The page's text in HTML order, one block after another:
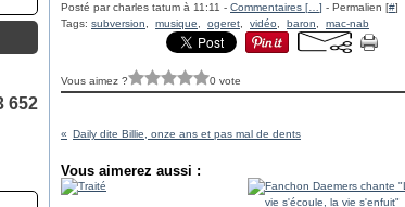
652
Posté par charles tatum à 11:11 - Commentaires [ ] - Permalien [#]
Tags: subversion musique ogeret vidéo baron mac-nab
Vous aimez ? 0 vote
Daily dite Billie, onze ans et pas mal de dents
Vous aimerez aussi :